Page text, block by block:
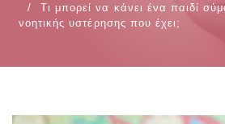
Τι μπορεί να κάνει ένα παιδί
νοητικής υστέρησης που έχει;